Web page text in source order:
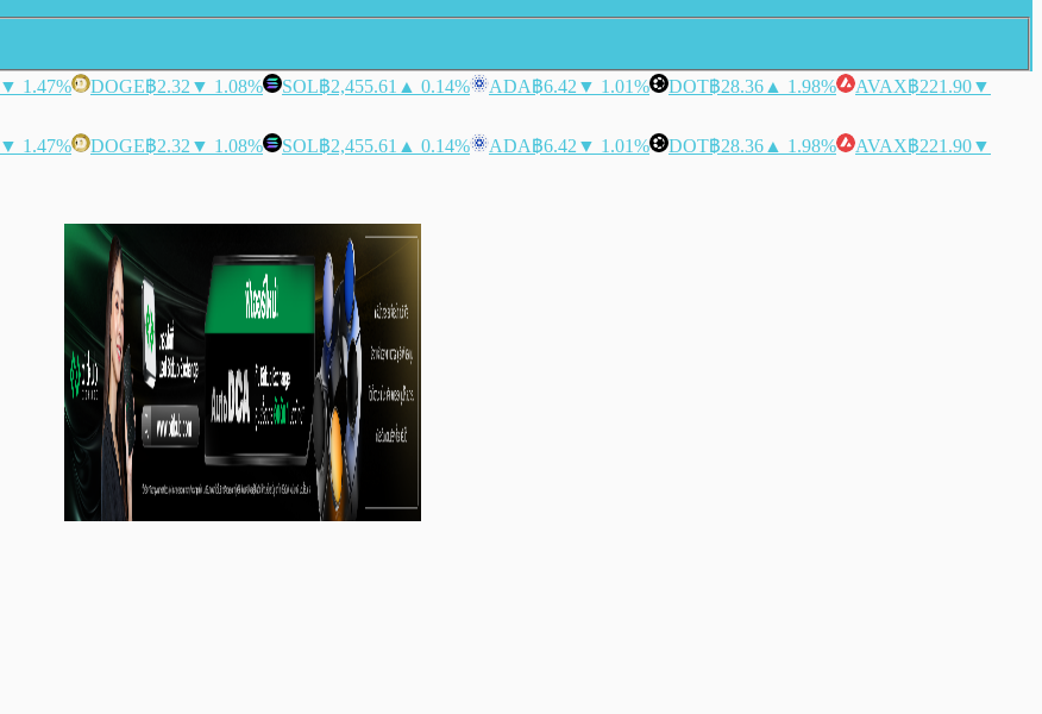
▼ 1.47% DOGE฿2.32 ▼ 1.08% SOL฿2,455.61 ▲ 0.14% ADA฿6.42 ▼ 1.01% DOT฿28.36 ▲ 1.98% AVAX฿221.90▼
▼ 1.47% DOGE฿2.32 ▼ 1.08% SOL฿2,455.61 ▲ 0.14% ADA฿6.42 ▼ 1.01% DOT฿28.36 ▲ 1.98% AVAX฿221.90▼